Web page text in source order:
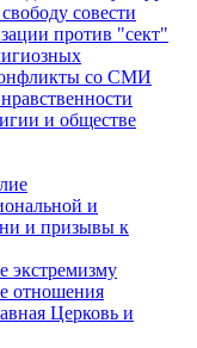
совести
против "сект"
со СМИ
и обществе
и
и призывы к
экстремизму
отношения
Церковь и